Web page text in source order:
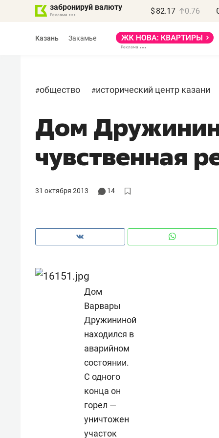
забронируй валюту $ 82.17 0.76
Казань Закамье
#общество #исторический центр казани
Дом
чувственная
31 октября 2013 14
Дом
Варвары
Дружининой
находился в
аварийном
состоянии.
С одного
конца он
горел —
уничтожен
участок
Опыт выживания в дикой
природе, работа
с ментальным и физическим